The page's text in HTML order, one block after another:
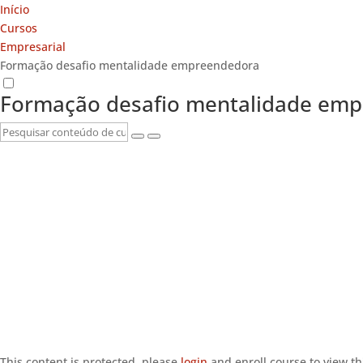
Início
Cursos
Empresarial
Formação desafio mentalidade empreendedora
Formação desafio mentalidade